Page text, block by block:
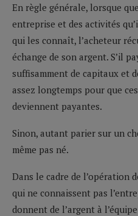
En règle générale, lorsque
entreprise et des activités
qui les connaît, l’acheteur
échange de son argent. S’il
suffisamment de capitaux et
assez longtemps pour que
deviennent payantes.
Sinon, autant parier sur un
même pas né.
Dans le cadre de l’opération
qui ne connaissent pas
donnent de l’argent à